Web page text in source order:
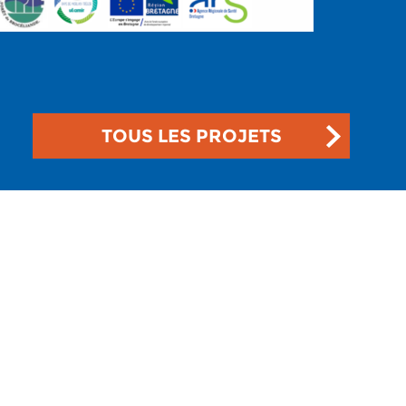
TOUS LES PROJETS